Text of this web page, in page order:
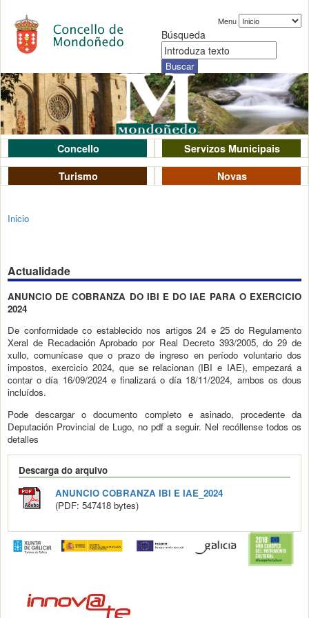
Menu
Búsqueda
Concello
Servizos Municipais
Turismo
Novas
Inicio
Actualidade
ANUNCIO DE COBRANZA DO IBI E DO IAE PARA O EXERCICIO
2024
De conformidade co establecido nos artigos 24 e 25 do Regulamento
Xeral de Recadación Aprobado por Real Decreto 393/2005, do 29 de
xullo, comunícase que o prazo de ingreso en período voluntario dos
impostos, exercicio 2024, que se relacionan (IBI e IAE), empezará a
contar o día 16/09/2024 e finalizará o día 18/11/2024, ambos os dous
incluídos.
Pode descargar o documento completo e asinado, procedente da
Deputación Provincial de Lugo, no pdf a seguir. Nel recóllense todos os
detalles
Descarga do arquivo
ANUNCIO COBRANZA IBI E IAE_2024
(PDF: 547418 bytes)